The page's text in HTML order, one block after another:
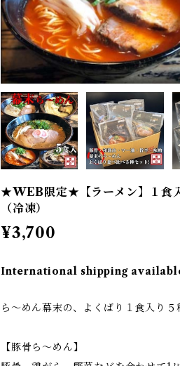
★WEB限定★【ラーメン】１食
（冷凍）
¥3,700
International shipping
ら～めん幕末の、よくばり１食入り
【豚骨ら～めん】